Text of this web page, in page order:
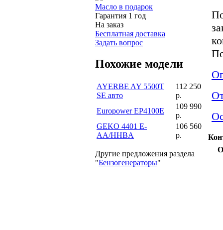
Масло в подарок
Гарантия 1 год
На заказ
Бесплатная доставка
Задать вопрос
Похожие модели
AYERBE AY 5500T
SE авто
112 250
р.
Europower EP4100E
109 990
р.
GEKO 4401 E-
AA/HHBA
106 560
р.
Другие предложения раздела
"Бензогенераторы"